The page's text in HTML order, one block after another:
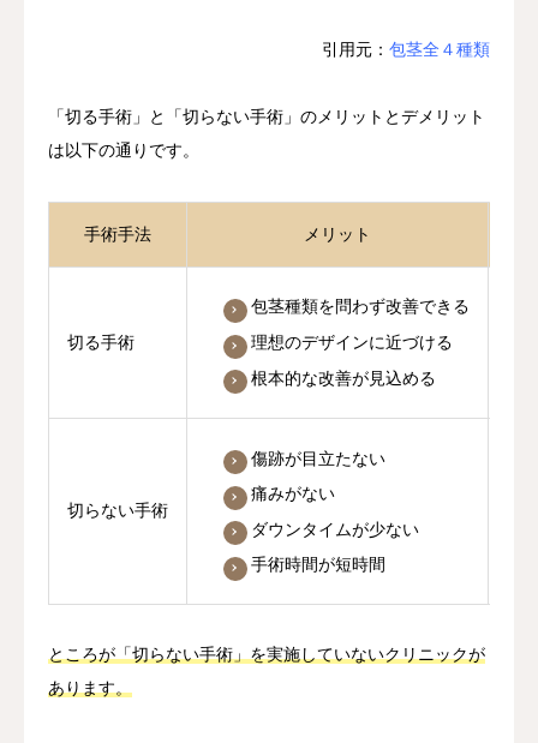
引用元： 包茎全４種類
「切る手術」と「切らない手術」のメリットとデメリット
は以下の通りです。
手術手法 メリット
切る手術
包茎種類を問わず改善できる
理想のデザインに近づける
根本的な改善が見込める
切らない手術
傷跡が目立たない
痛みがない
ダウンタイムが少ない
手術時間が短時間
ところが「切らない手術」を実施していないクリニックが
あります。